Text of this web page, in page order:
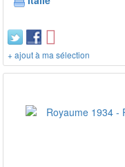
+ ajout à ma sélection